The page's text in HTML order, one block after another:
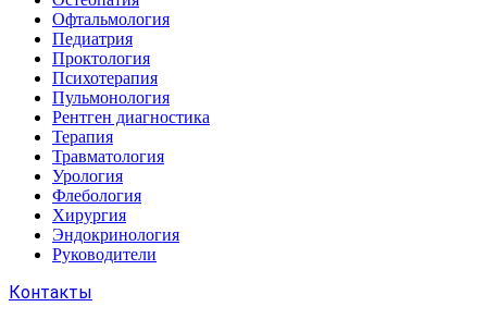
Офтальмология
Педиатрия
Проктология
Психотерапия
Пульмонология
Рентген диагностика
Терапия
Травматология
Урология
Флебология
Хирургия
Эндокринология
Руководители
Контакты